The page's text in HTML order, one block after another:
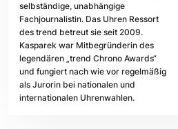
selbständige, unabhängige
Fachjournalistin. Das Uhren Ressort
des trend betreut sie seit 2009.
Kasparek war Mitbegründerin des
legendären „trend Chrono Awards“
und fungiert nach wie vor regelmäßig
als Jurorin bei nationalen und
internationalen Uhrenwahlen.